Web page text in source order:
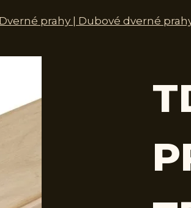
prahy | Dubové dverné